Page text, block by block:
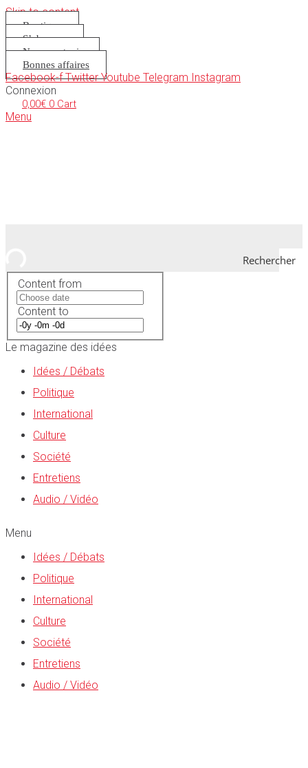
Skip to content
Boutique
S’abonner
Nous soutenir
Bonnes affaires
Facebook-f Twitter Youtube Telegram Instagram
Connexion
0,00€ 0 Cart
Menu
Rechercher
Content from
Content to
Le magazine des idées
Idées / Débats
Politique
International
Culture
Société
Entretiens
Audio / Vidéo
Menu
Idées / Débats
Politique
International
Culture
Société
Entretiens
Audio / Vidéo